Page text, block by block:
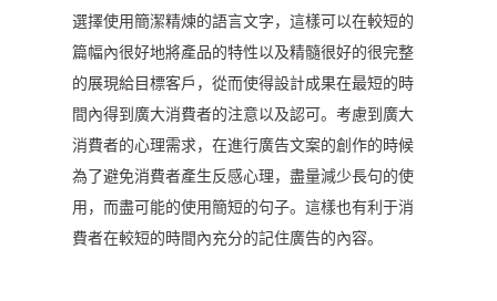
選擇使用簡潔精煉的語言文字，這樣可以在較短的
篇幅內很好地將產品的特性以及精髓很好的很完整
的展現給目標客戶，從而使得設計成果在最短的時
間內得到廣大消費者的注意以及認可。考慮到廣大
消費者的心理需求，在進行廣告文案的創作的時候
為了避免消費者產生反感心理，盡量減少長句的使
用，而盡可能的使用簡短的句子。這樣也有利于消
費者在較短的時間內充分的記住廣告的內容。